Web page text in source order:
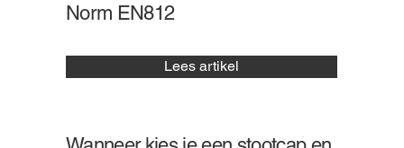
Norm EN812
Lees artikel